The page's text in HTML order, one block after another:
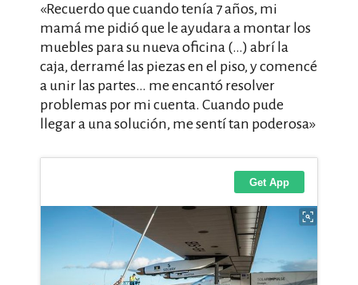
«Recuerdo que cuando tenía 7 años, mi
mamá me pidió que le ayudara a montar los
muebles para su nueva oficina (…) abrí la
caja, derramé las piezas en el piso, y comencé
a unir las partes… me encantó resolver
problemas por mi cuenta. Cuando pude
llegar a una solución, me sentí tan poderosa»